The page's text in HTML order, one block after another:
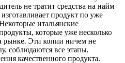
не тратит средства на найм
продукт по уже
итальянские
которые уже несколько
рынке. Эти копии ничем не
соблюдаются все этапы,
качественного продукта.